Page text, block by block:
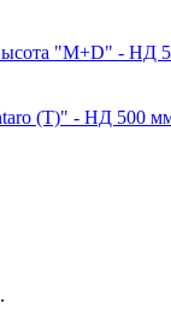
"M+D" - НД
(T)" - НД 500